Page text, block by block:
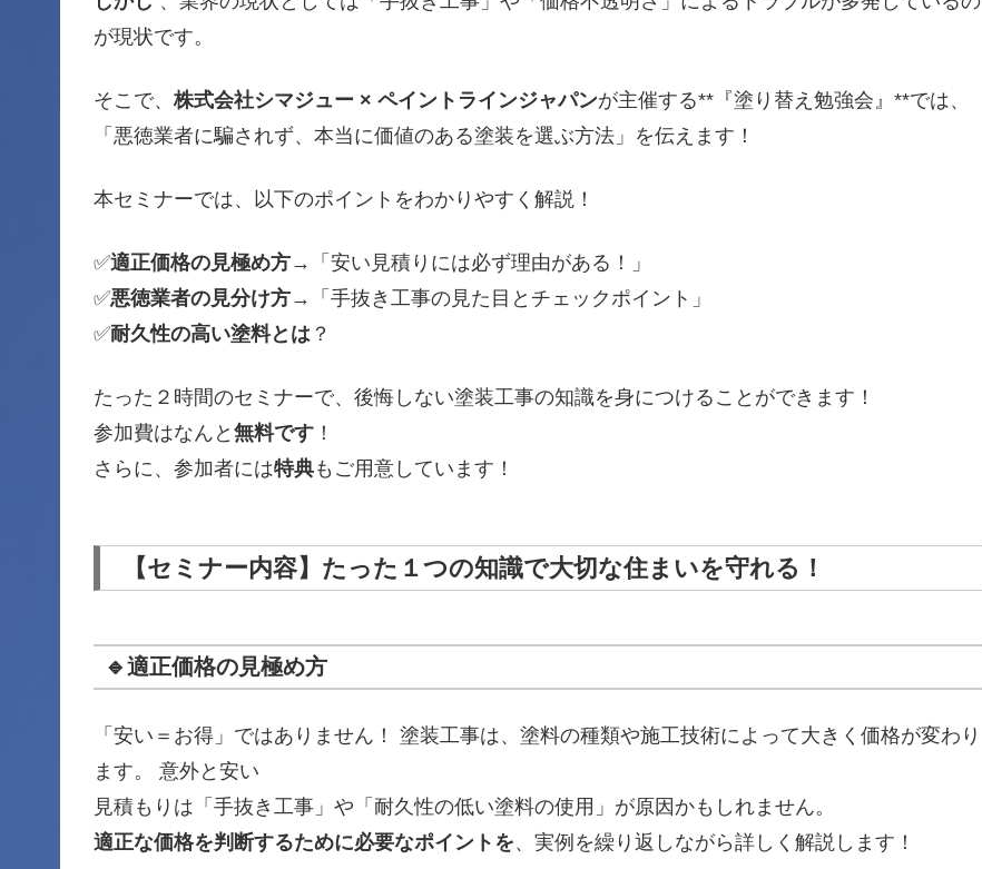
が現状です。
そこで、株式会社シマジュー × ペイントラインジャパンが主催する**『塗り替え勉強会』**では、
「悪徳業者に騙されず、本当に価値のある塗装を選ぶ方法」を伝えます！
本セミナーでは、以下のポイントをわかりやすく解説！
✅適正価格の見極め方→「安い見積りには必ず理由がある！」
✅悪徳業者の見分け方→「手抜き工事の見た目とチェックポイント」
✅耐久性の高い塗料とは ？
たった２時間のセミナーで、後悔しない塗装工事の知識を身につけることができます！
参加費はなんと 無料です ！
さらに、参加者には特典もご用意しています！
【セミナー内容】たった１つの知識で大切な住まいを守れる！
🔹適正価格の見極め方
「安い＝お得」ではありません！ 塗装工事は、塗料の種類や施工技術によって大きく価格が変わり
ます。 意外と安い
見積もりは「手抜き工事」や「耐久性の低い塗料の使用」が原因かもしれません。
適正な価格を判断するために必要なポイントを、実例を繰り返しながら詳しく解説します！